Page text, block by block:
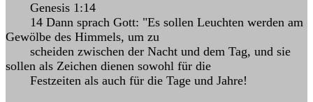
Genesis 1:14
14 Dann sprach Gott: "Es sollen Leuchten werden am
Gewölbe des Himmels, um zu
scheiden zwischen der Nacht und dem Tag, und sie
sollen als Zeichen dienen sowohl für die
Festzeiten als auch für die Tage und Jahre!